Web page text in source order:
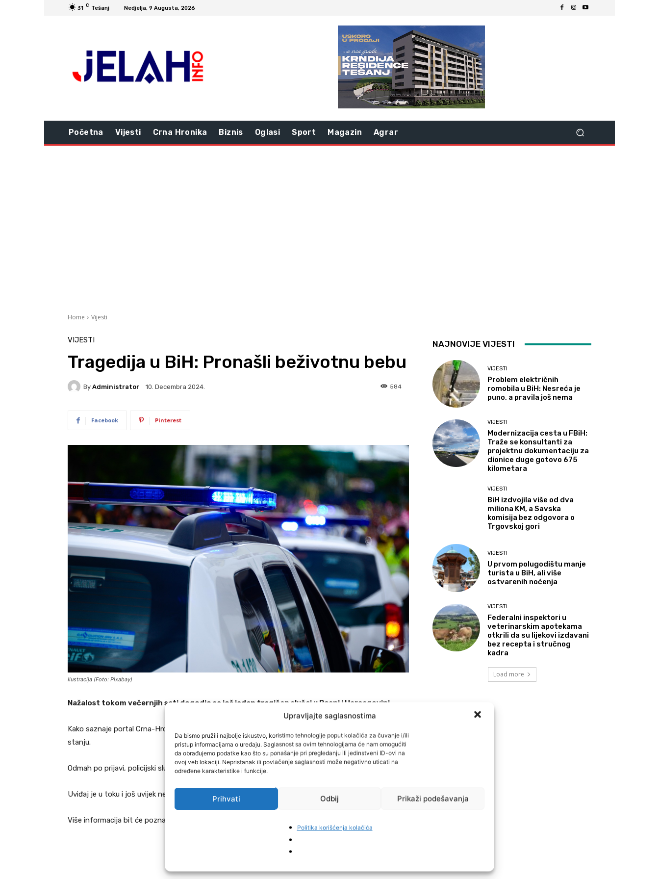
Upravljajte saglasnostima
Da bismo pružili najbolje iskustvo, koristimo tehnologije poput kolačića za čuvanje i/ili
pristup informacijama o uređaju. Saglasnost sa ovim tehnologijama će nam omogućiti
da obrađujemo podatke kao što su ponašanje pri pregledanju ili jedinstveni ID-ovi na
ovoj veb lokaciji. Nepristanak ili povlačenje saglasnosti može negativno uticati na
određene karakteristike i funkcije.
Prihvati Odbij Prikaži podešavanja
Politika korišćenja kolačića
31 C Tešanj Nedjelja, 9 Augusta, 2026
Početna Vijesti Crna Hronika Biznis Oglasi Sport Magazin Agrar
Home Vijesti
VIJESTI
Tragedija u BiH: Pronašli beživotnu bebu
By Administrator 10. Decembra 2024. 584
Facebook Pinterest
Ilustracija (Foto: Pixabay)
Nažalost tokom večernjih sati dogodio se još jedan tragičan slučaj u Bosni i Hercegovini.
Kako saznaje portal Crna-Hronika u tuzlanskom naselju Mihatovići pronađena je beba u beživotnom
stanju.
Odmah po prijavi, policijski službenici izašli su na teren a o svemu je obaviješten i kantonalni tužilac.
Uviđaj je u toku i još uvijek nema informacija o spolu novorođenčeta.
Više informacija bit će poznato nakon okončanja uviđajnih radnji.
NAJNOVIJE VIJESTI
VIJESTI
Problem električnih
romobila u BiH: Nesreća je
puno, a pravila još nema
VIJESTI
Modernizacija cesta u FBiH:
Traže se konsultanti za
projektnu dokumentaciju za
dionice duge gotovo 675
kilometara
VIJESTI
BiH izdvojila više od dva
miliona KM, a Savska
komisija bez odgovora o
Trgovskoj gori
VIJESTI
U prvom polugodištu manje
turista u BiH, ali više
ostvarenih noćenja
VIJESTI
Federalni inspektori u
veterinarskim apotekama
otkrili da su lijekovi izdavani
bez recepta i stručnog
kadra
Load more